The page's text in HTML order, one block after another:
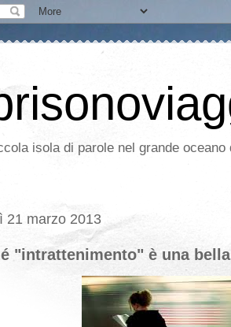
isola di parole nel grande
21 marzo 2013
"intrattenimento" è una